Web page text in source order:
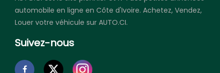
automobile en ligne en Côte d'Ivoire. Achetez, Vendez,
Louer votre véhicule sur AUTO.CI.
Suivez-nous